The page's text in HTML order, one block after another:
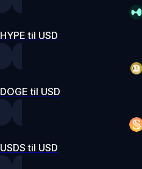
HYPE til USD
DOGE til USD
USDS til USD